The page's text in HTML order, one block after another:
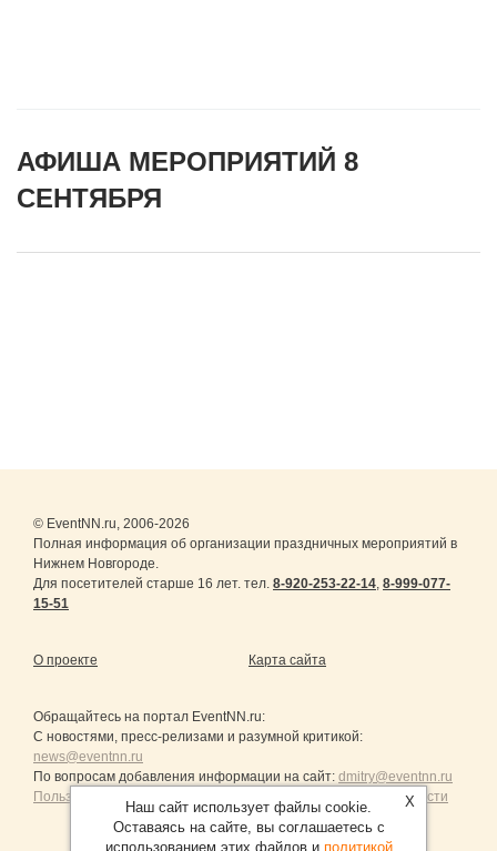
АФИША МЕРОПРИЯТИЙ 8
СЕНТЯБРЯ
© EventNN.ru, 2006-2026
Полная информация об организации праздничных мероприятий в
Нижнем Новгороде.
Для посетителей старше 16 лет. тел. 8-920-253-22-14, 8-999-077-
15-51
О проекте Карта сайта
Обращайтесь на портал EventNN.ru:
С новостями, пресс-релизами и разумной критикой:
news@eventnn.ru
По вопросам добавления информации на сайт: dmitry@eventnn.ru
Пользовательское Соглашение и политика конфиденциальности
X
Наш сайт использует файлы cookie.
Оставаясь на сайте, вы соглашаетесь с
использованием этих файлов и политикой